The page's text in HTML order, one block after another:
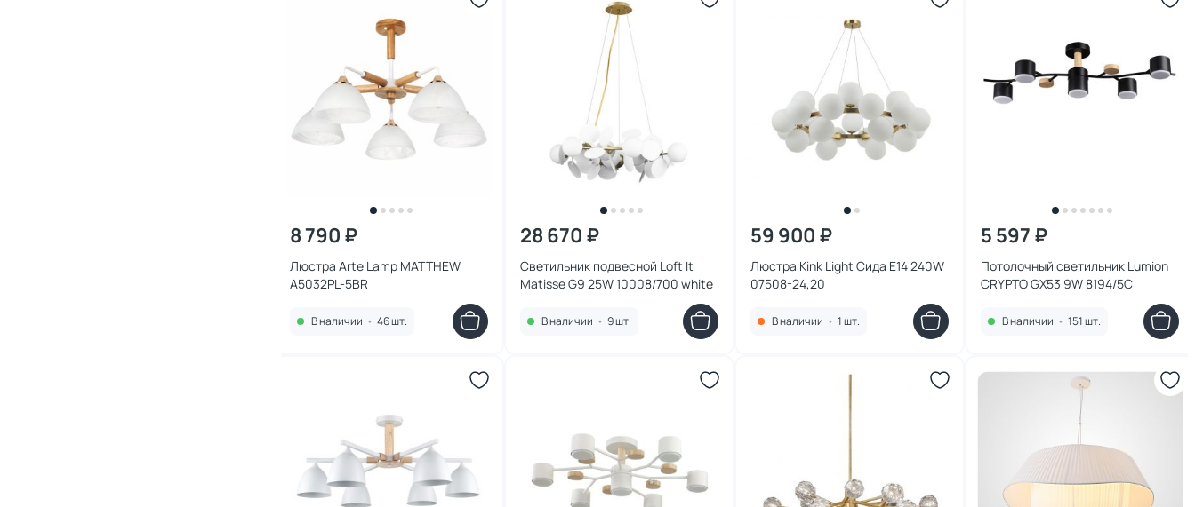
8 790 ₽
Люстра Arte Lamp MATTHEW
A5032PL-5BR
В наличии • 46 шт.
28 670 ₽
Светильник подвесной Loft It
Matisse G9 25W 10008/700 white
В наличии • 9 шт.
59 900 ₽
Люстра Kink Light Сида E14 240W
07508-24,20
В наличии • 1 шт.
5 597 ₽
Потолочный светильник Lumion
CRYPTO GX53 9W 8194/5C
В наличии • 151 шт.